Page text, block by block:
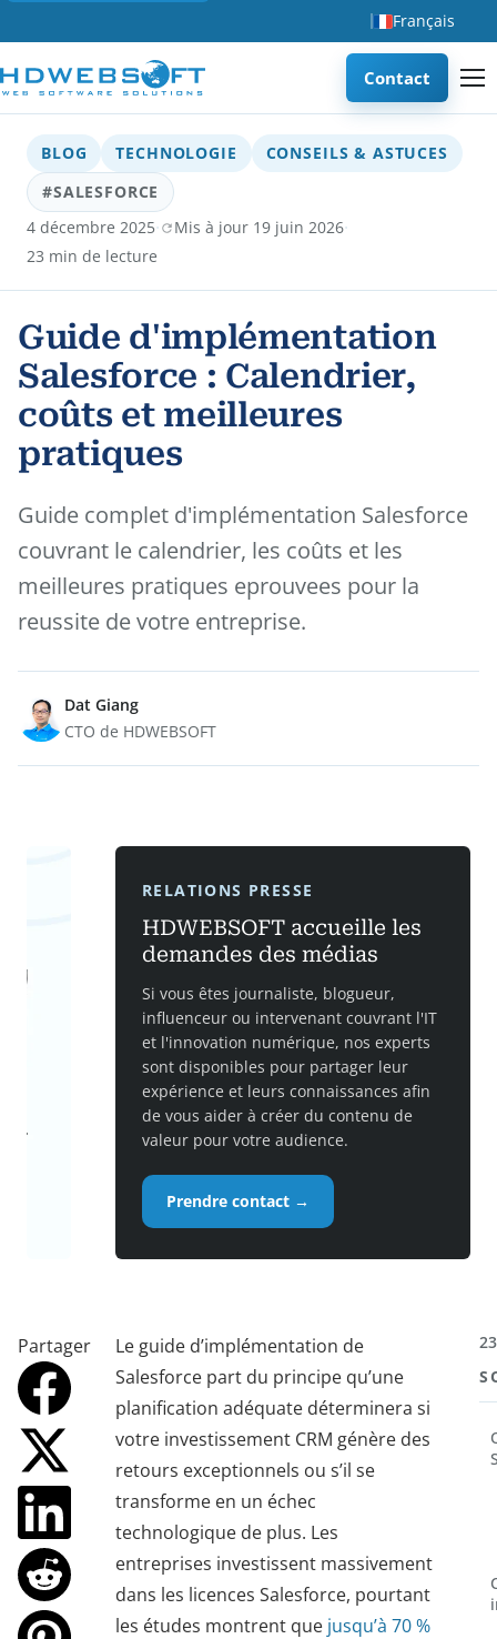
Français
Contact
BLOG TECHNOLOGIE
CONSEILS & ASTUCES
#SALESFORCE
4 décembre 2025· Mis à jour 19 juin 2026·
23 min de lecture
Guide d'implémentation
Salesforce : Calendrier,
coûts et meilleures
pratiques
Guide complet d'implémentation Salesforce
couvrant le calendrier, les coûts et les
meilleures pratiques eprouvees pour la
reussite de votre entreprise.
Dat Giang
CTO de HDWEBSOFT
RELATIONS PRESSE
HDWEBSOFT accueille les
demandes des médias
Si vous êtes journaliste, blogueur,
influenceur ou intervenant couvrant l'IT
et l'innovation numérique, nos experts
sont disponibles pour partager leur
expérience et leurs connaissances afin
de vous aider à créer du contenu de
valeur pour votre audience.
Prendre contact →
Partager
Le guide d’implémentation de
Salesforce part du principe qu’une
planification adéquate déterminera si
votre investissement CRM génère des
retours exceptionnels ou s’il se
transforme en un échec
technologique de plus. Les
entreprises investissent massivement
dans les licences Salesforce, pourtant
les études montrent que jusqu’à 70 %